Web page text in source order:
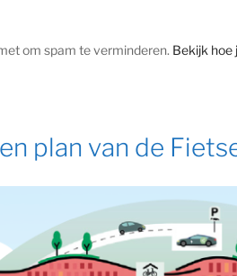
om spam te verminderen. Bekijk hoe
plan van de